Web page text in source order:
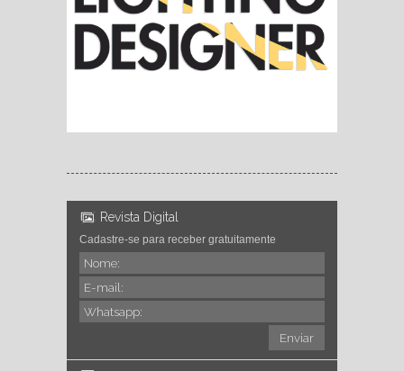
Revista Digital
Cadastre-se para receber gratuitamente